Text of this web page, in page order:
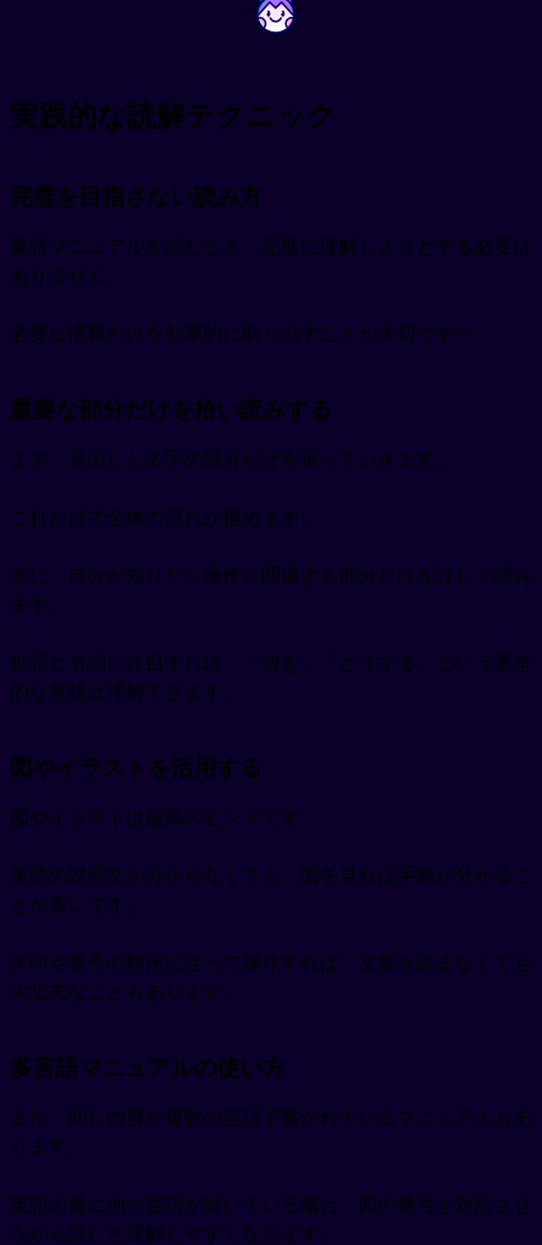
~ ~
実践的な読解テクニック
完璧を目指さない読み方
英語マニュアルを読むとき、完璧に理解しようとする必要は
ありません。
必要な情報だけを効率的に取り出すことが大切です👀
重要な部分だけを拾い読みする
まず、見出しと太字の部分だけを追っていきます。
これだけで全体の流れが掴めます。
次に、自分が知りたい操作に関連する部分だけを詳しく読み
ます。
動詞と名詞に注目すれば、「何を」「どうする」という基本
的な意味は理解できます。
図やイラストを活用する
図やイラストは最高のヒントです。
英語の説明文が分からなくても、図を見れば手順が分かるこ
とが多いです。
矢印や番号の順序に従って操作すれば、文章を読まなくても
大丈夫なこともあります。
多言語マニュアルの使い方
また、同じ内容が複数の言語で書かれているマニュアルもあ
ります。
英語の後に他の言語が続いている場合、図の番号と対応させ
ながら読むと理解しやすくなります。